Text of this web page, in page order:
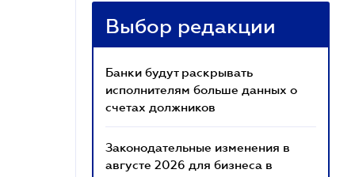
Выбор редакции
Банки будут раскрывать
исполнителям больше данных о
счетах должников
Законодательные изменения в
августе 2026 для бизнеса в